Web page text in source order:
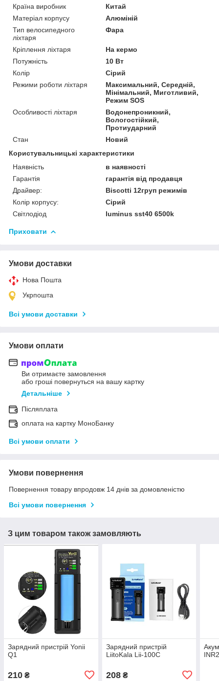
Країна виробник
Китай
Матеріал корпусу
Алюміній
Тип велосипедного
ліхтаря
Фара
Кріплення ліхтаря
На кермо
Потужність
10 Вт
Колір
Сірий
Режими роботи ліхтаря
Максимальний, Середній,
Мінімальний, Миготливий,
Режим SOS
Особливості ліхтаря
Водонепроникний,
Вологостійкий,
Протиударний
Стан
Новий
Користувальницькі характеристики
Наявність
в наявності
Гарантія
гарантія від продавця
Драйвер:
Biscotti 12груп режимів
Колір корпусу:
Сірий
Світлодіод
luminus sst40 6500k
Приховати
Умови доставки
Нова Пошта
Укрпошта
Всі умови доставки
Умови оплати
Ви отримаєте замовлення
або гроші повернуться на вашу картку
Детальніше
Післяплата
оплата на картку МоноБанку
Всі умови оплати
Умови повернення
Повернення товару впродовж 14 днів за домовленістю
Всі умови повернення
З цим товаром також замовляють
Зарядний пристрій Yonii
Q1
210 ₴
Зарядний пристрій
LiitoKala Lii-100C
208₴